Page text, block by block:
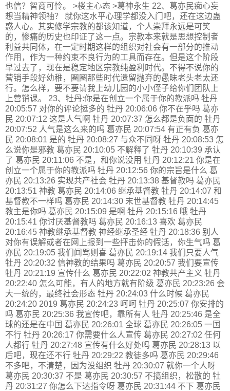
也信？智商可怜。 >楼主心态 >葛神永生 22、葛亦民痴心妄
想当精神领袖？ 就你这水平心理学都没入门吧，还在这边蛊
惑人心。其实修学宗教的都该知道，个人崇拜永远是可笑
的，惨痛的历史也印证了这一点。宗教本来就是思想控制者
利益共同体，在一定时期这样的组织对社会有一部分的推动
作用，作为一种约束不良行为的工具而存在。但是这个阶段
早过去了，现在是稳定地区宗教纯盈利时代。不得不说你的
营销手段好幼稚，圈圈那些时代遗留抛弃的愚昧老头老太还
行。怎么样，要不要请我上幼儿园的小小侄子给你们团队上
上营销课。 23、牡丹:你是在创立一个属于你的教派吗 牡丹
20:05:57 对你的评论挺多的 牡丹 20:06:06 你不在乎吗 葛亦
民 20:07:12 这是人气啊 牡丹 20:07:37 怎么都是负面的 牡丹
20:07:52 人气是这么来的吗 葛亦民 20:07:54 有正有负 葛亦
民 20:08:01 是的 牡丹 20:08:27 与众不同呀 牡丹 20:08:53 怎
么说你是邪教 葛亦民 20:10:05 不解释了 牡丹 20:10:39 承认
了 葛亦民 20:11:06 不是，和你说没用 牡丹 20:12:21 你是在
创立一个属于你的教派吗 牡丹 20:12:56 你的宗旨是什么 葛
亦民 20:13:26 实现共产社会 牡丹 20:13:38 基督教吗 葛亦民
20:13:51 神教 葛亦民 20:14:06 继承基督教 牡丹 20:14:07 和
基督教不一样吗 葛亦民 20:14:30 末世基督教 牡丹 20:14:45
教主是你吗 葛亦民 20:15:09 是啊 牡丹 20:15:16 哦 牡丹
20:15:41 你讨厌基督教吗 葛亦民 20:16:13 喜欢 葛亦民
20:16:45 神教继承基督教 神经继承圣经 牡丹 20:18:36 别人
对你有误解或者在网上报到一些抨击你的假话，你生气吗 葛
亦民 20:19:05 我们闻骂则喜 葛亦民 20:19:14 我们只要人气
牡丹 20:20:32 信神教的结果吗 葛亦民 20:20:57 我们要宣传
牡丹 20:21:19 宣传什么 葛亦民 20:22:02 神教共产主义 牡丹
20:22:40 怎么可能，有人的地方就有阶级 葛亦民 20:23:26 会
大一统的，最终社会形态 牡丹 20:24:03 什么时候 葛亦民
20:24:20 2019 葛亦民 20:24:23 呵呵 牡丹 20:25:07 你安排的
吗 葛亦民 20:25:36 我宣传吧，靠所有人 牡丹 20:25:46 是全
球的还是在中国 葛亦民 20:26:01 全球 葛亦民 20:26:05 一国
不行 牡丹 20:26:17 你需要什么人宣传 葛亦民 20:27:02 任何
人都行 牡丹 20:27:48 宣传有什么好处吗 葛亦民 20:28:13 以
后吧，现在还不行 牡丹 20:29:22 教徒多吗 葛亦民 20:29:46
不多吧，不清楚，因为没组织 牡丹 20:30:07 就你一个人呀
葛亦民 20:30:37 不是 葛亦民 20:30:57 不搞组织，松散的 牡
丹 20:31:27 你怎么下达指令呀 葛亦民 20:31:44 不下 葛亦民